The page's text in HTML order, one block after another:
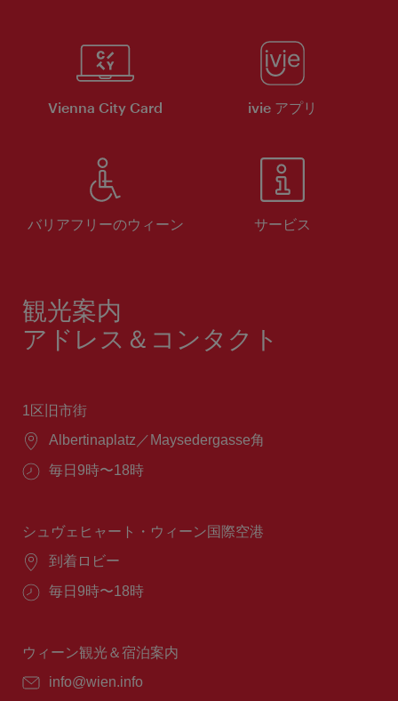
Vienna City Card ivie アプリ
バリアフリーのウィーン サービス
観光案内
アドレス＆コンタクト
1区旧市街
場
Albertinaplatz／Maysedergasse角
営
間：
毎日9時〜18時
シュヴェヒャート・ウィーン国際空港
場
到着ロビー
営
間：
毎日9時〜18時
ウィーン観光＆宿泊案内
E
info@wien.info